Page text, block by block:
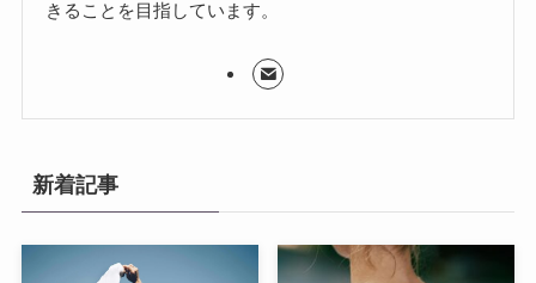
きることを目指しています。
新着記事